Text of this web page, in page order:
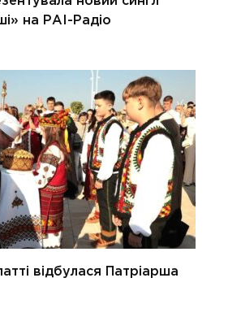
на РАІ-Радіо
відбулася Патріарша